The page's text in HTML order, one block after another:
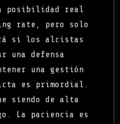
posibilidad real
rate, pero solo
si los alcistas
una defensa
una gestión
es primordial.
siendo de alta
La paciencia es